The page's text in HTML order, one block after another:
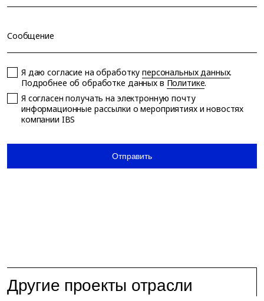
Сообщение
Я даю согласие на обработкуперсональных данных.
Подробнее об обработке данных в Политике.
Я согласен получать на электронную почту
информационные рассылки о мероприятиях и новостях
компании IBS
Отправить
Другие проекты отрасли